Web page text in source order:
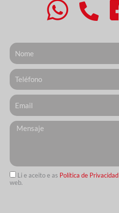
Nome
Telefone
Email
Messagem
Li e aceito e as Política de Privacidad
web.